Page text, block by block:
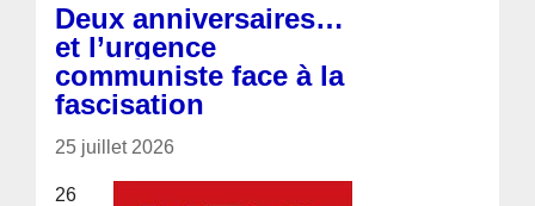
Deux anniversaires…
et l’urgence
communiste face à la
fascisation
25 juillet 2026
26